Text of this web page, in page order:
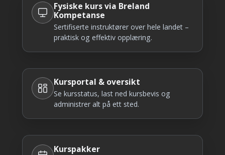
Fysiske kurs via Breland
Kompetanse
Sertifiserte instruktører over hele landet –
praktisk og effektiv opplæring.
Kursportal & oversikt
Se kursstatus, last ned kursbevis og
administrer alt på ett sted.
Kurspakker